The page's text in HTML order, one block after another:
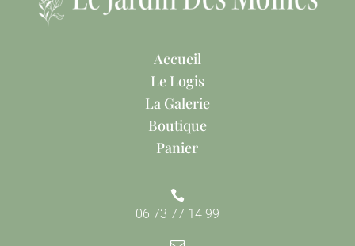
Accueil
Le Logis
La Galerie
Boutique
Panier

06 73 77 14 99